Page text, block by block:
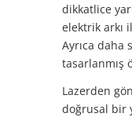
dikkatlice
elektrik arkı
Ayrıca daha
tasarlanmış
Lazerden
doğrusal bir